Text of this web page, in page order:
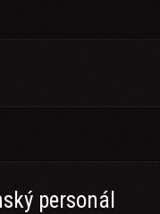
personál